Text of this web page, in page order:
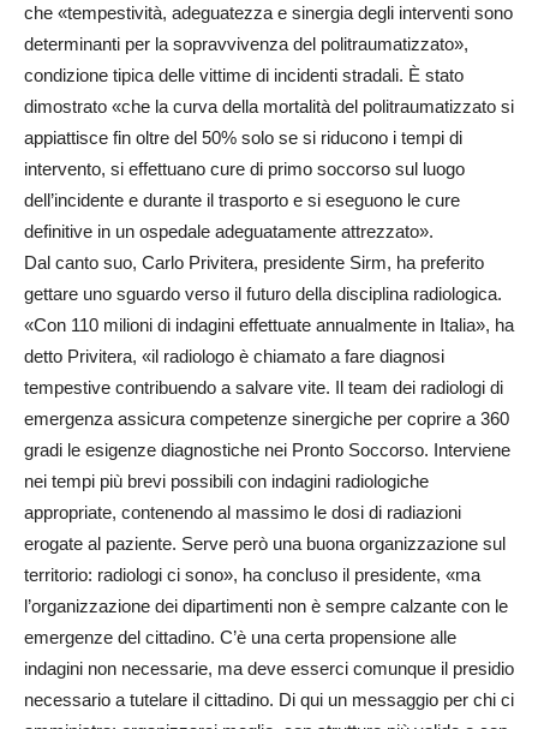
che «tempestività, adeguatezza e sinergia degli interventi sono
determinanti per la sopravvivenza del politraumatizzato»,
condizione tipica delle vittime di incidenti stradali. È stato
dimostrato «che la curva della mortalità del politraumatizzato si
appiattisce fin oltre del 50% solo se si riducono i tempi di
intervento, si effettuano cure di primo soccorso sul luogo
dell’incidente e durante il trasporto e si eseguono le cure
definitive in un ospedale adeguatamente attrezzato».
Dal canto suo, Carlo Privitera, presidente Sirm, ha preferito
gettare uno sguardo verso il futuro della disciplina radiologica.
«Con 110 milioni di indagini effettuate annualmente in Italia», ha
detto Privitera, «il radiologo è chiamato a fare diagnosi
tempestive contribuendo a salvare vite. Il team dei radiologi di
emergenza assicura competenze sinergiche per coprire a 360
gradi le esigenze diagnostiche nei Pronto Soccorso. Interviene
nei tempi più brevi possibili con indagini radiologiche
appropriate, contenendo al massimo le dosi di radiazioni
erogate al paziente. Serve però una buona organizzazione sul
territorio: radiologi ci sono», ha concluso il presidente, «ma
l’organizzazione dei dipartimenti non è sempre calzante con le
emergenze del cittadino. C’è una certa propensione alle
indagini non necessarie, ma deve esserci comunque il presidio
necessario a tutelare il cittadino. Di qui un messaggio per chi ci